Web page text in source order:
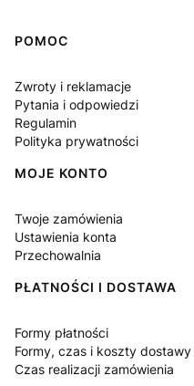
Linki w stopce
POMOC
Zwroty i reklamacje
Pytania i odpowiedzi
Regulamin
Polityka prywatności
MOJE KONTO
Twoje zamówienia
Ustawienia konta
Przechowalnia
PŁATNOŚCI I DOSTAWA
Formy płatności
Formy, czas i koszty dostawy
Czas realizacji zamówienia